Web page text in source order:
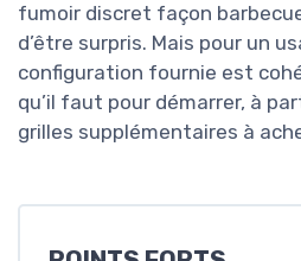
fumoir discret façon
d’être surpris. Mais pour un
configuration fournie est
qu’il faut pour démarrer, à
grilles supplémentaires à